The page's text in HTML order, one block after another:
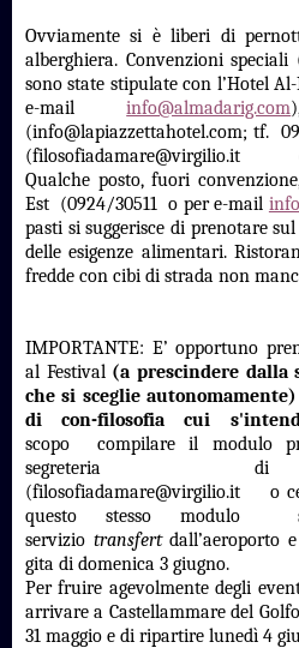
Ovviamente si è liberi di
alberghiera. Convenzioni
sono state stipulate con l’Hotel
e-mailinfo@almadarig.com
(info@lapiazzettahotel.com; tf.
(filosofiadamare@virgilio.it o
Qualche posto, fuori
Est (0924/30511 o per e-mail
pasti si suggerisce di prenotare
delle esigenze alimentari.
fredde con cibi di strada non
IMPORTANTE: E’ opportuno
al Festival (a prescindere dalla
che si sceglie
di con-filosofia cui
scopo compilare il modulo
segreteria di
(filosofiadamare@virgilio.it o
questo stesso modulo
servizio transfertdall’aeroporto
gita di domenica 3 giugno.
Per fruire agevolmente degli
arrivare a Castellammare del
31 maggio e di ripartire lunedì 4